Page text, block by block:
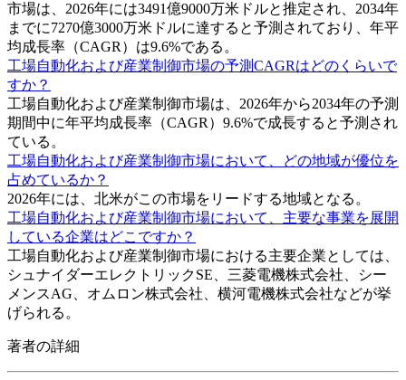
市場は、2026年には3491億9000万米ドルと推定され、2034年
までに7270億3000万米ドルに達すると予測されており、年平
均成長率（CAGR）は9.6%である。
工場自動化および産業制御市場の予測CAGRはどのくらいで
すか？
工場自動化および産業制御市場は、2026年から2034年の予測
期間中に年平均成長率（CAGR）9.6%で成長すると予測され
ている。
工場自動化および産業制御市場において、どの地域が優位を
占めているか？
2026年には、北米がこの市場をリードする地域となる。
工場自動化および産業制御市場において、主要な事業を展開
している企業はどこですか？
工場自動化および産業制御市場における主要企業としては、
シュナイダーエレクトリックSE、三菱電機株式会社、シー
メンスAG、オムロン株式会社、横河電機株式会社などが挙
げられる。
著者の詳細